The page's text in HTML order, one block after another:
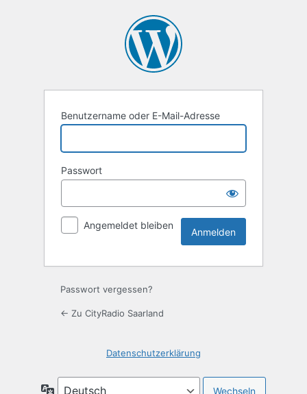
Benutzername oder E-Mail-Adresse
Passwort
Angemeldet bleiben
Passwort vergessen?
← Zu CityRadio Saarland
Datenschutzerklärung
Sprache